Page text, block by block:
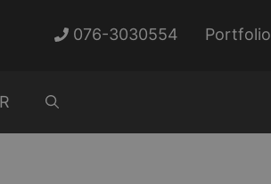
076-3030554 Portfolio